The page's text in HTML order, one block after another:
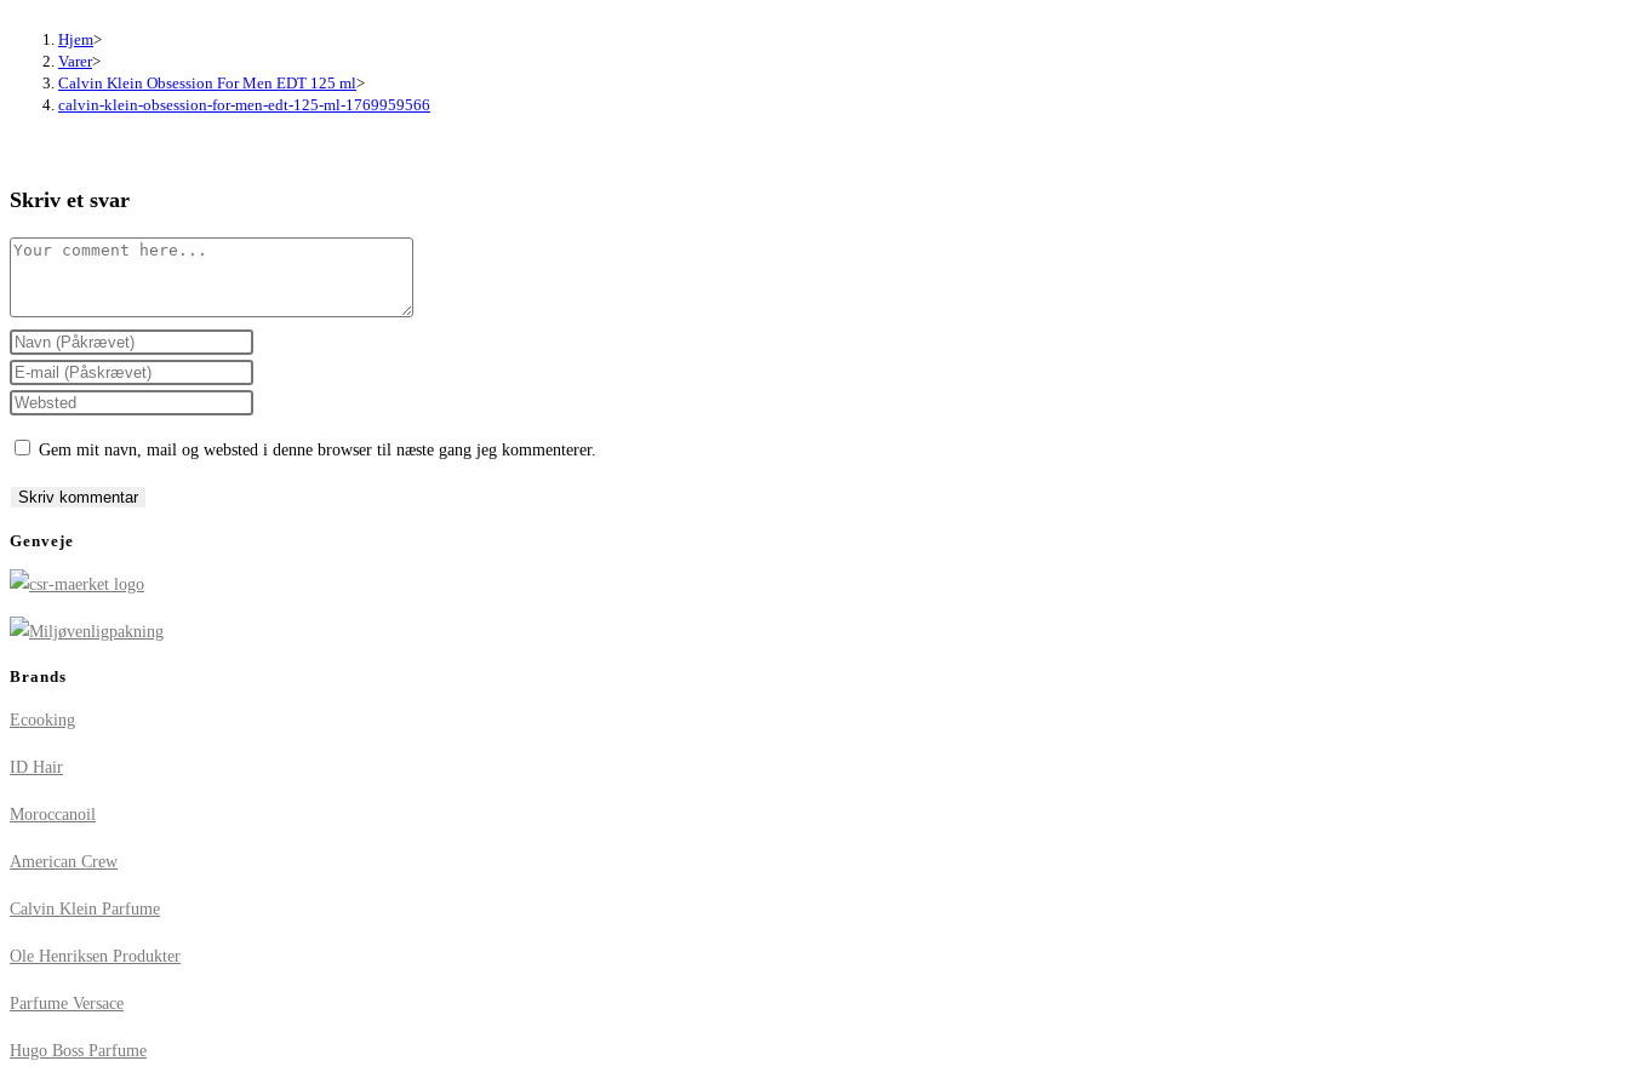
Hjem>
Varer>
Calvin Klein Obsession For Men EDT 125 ml>
calvin-klein-obsession-for-men-edt-125-ml-1769959566
Skriv et svar
Comment
Enter
your
name
to
Enter
your
to
Enter
URL
Gem mit navn, mail og websted i denne browser til næste gang jeg kommenterer.
Genveje
Brands
Ecooking
ID Hair
Moroccanoil
American Crew
Calvin Klein Parfume
Ole Henriksen Produkter
Parfume Versace
Hugo Boss Parfume